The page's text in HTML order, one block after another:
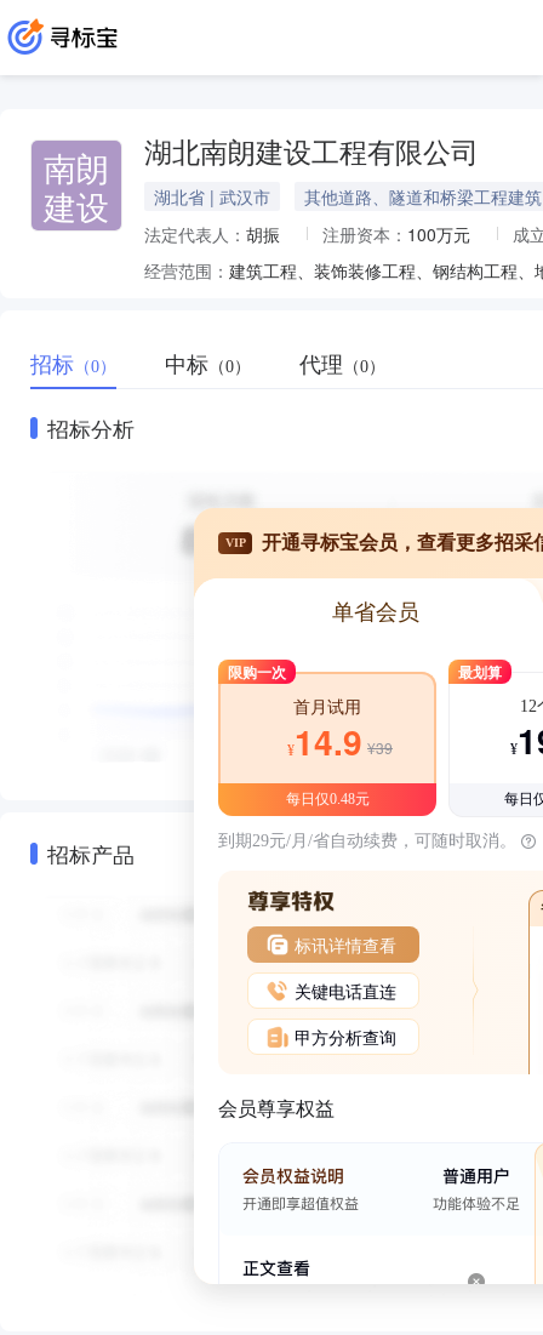
南朗
建设
湖北南朗建设工程有限公司
湖北省 | 武汉市
其他道路、隧道和桥梁工程建筑
法定代表人： 胡振 注册资本： 100万元
成
经营范围：
招标 （0） 中标 （0） 代理 （0）
招标分析
招标产品
VIP 开通寻标宝会员，查看更多招采
单省会员
限购一次
首月试用
¥14.9 ¥39
每日仅0.48元
最划算
12
¥
每日
到期29元/月/省自动续费，可随时取消。
标讯详情查看
关键电话直连
甲方分析查询
会员尊享权益